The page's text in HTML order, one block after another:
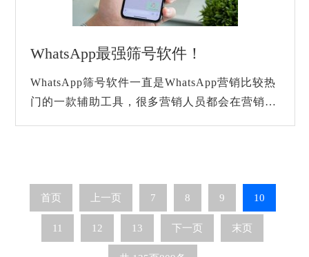
WhatsApp最强筛号软件！
WhatsApp筛号软件一直是WhatsApp营销比较热
门的一款辅助工具，很多营销人员都会在营销之
首页 上一页 7 8 9 10
11 12 13 下一页 末页